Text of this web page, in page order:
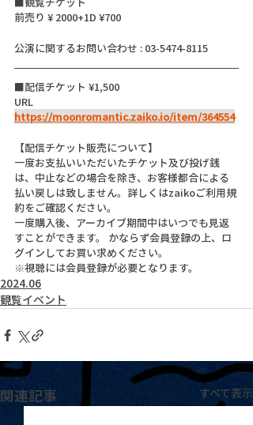
前売り ¥ 2000+1D ¥700
公演に関するお問い合わせ : 03-5474-8115
■配信チケット ¥1,500
URL
https://moonromantic.zaiko.io/item/364554
【配信チケット販売について】
一度お支払いいただいたチケット及び投げ銭
は、中止などの場合を除き、お客様都合による
払い戻しは致しません。詳しくはzaikoご利用規
約をご確認ください。
一度購入後、アーカイブ期間中はいつでも見返
すことができます。 かならず会員登録の上、ロ
グインしてお買い求めください。
※視聴には会員登録が必要となります。
2024.06
観覧イベント
関連記事 すべて表示